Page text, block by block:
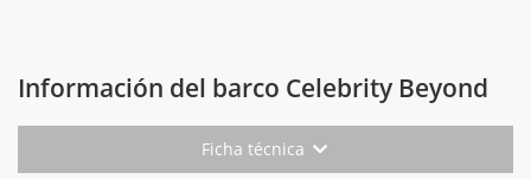
Información del barco Celebrity Beyond
Ficha técnica